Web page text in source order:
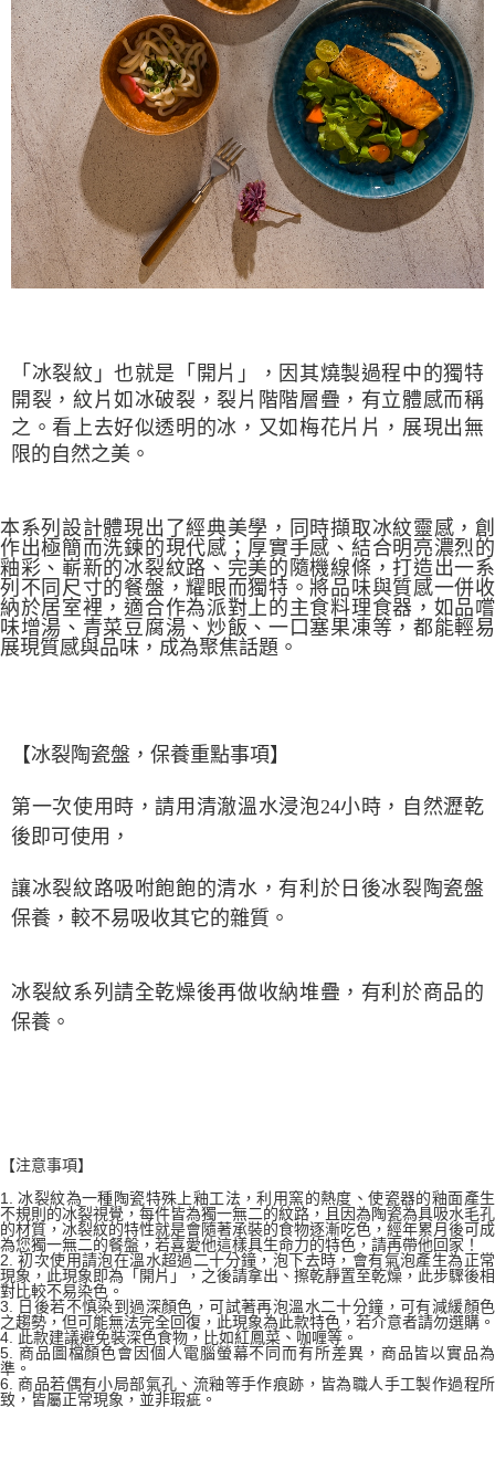
「冰裂紋」也就是「開片」，因其燒製過程中的獨特
開裂，紋片如冰破裂，裂片階階層疊，有立體感而稱
之。看上去好似透明的冰，又如梅花片片，展現出無
限的自然之美。
本系列設計體現出了經典美學，同時擷取冰紋靈感，創
作出極簡而洗鍊的現代感；厚實手感、結合明亮濃烈的
釉彩、嶄新的冰裂紋路、完美的隨機線條，打造出一系
列不同尺寸的餐盤，耀眼而獨特。將品味與質感一併收
納於居室裡，適合作為派對上的主食料理食器，如品嚐
味增湯、青菜豆腐湯、炒飯、一口塞果凍等，都能輕易
展現質感與品味，成為聚焦話題。
【冰裂陶瓷盤，保養重點事項】
第一次使用時，請用清澈溫水浸泡24小時，自然瀝乾
後即可使用，
讓冰裂紋路吸咐飽飽的清水， 有利於日後冰裂陶瓷盤
保養， 較不易吸收其它的雜質。
冰裂紋系列請全乾燥後再做收納堆疊，有利於商品的
保養。
【注意事項】
1. 冰裂紋為一種陶瓷特殊上釉工法，利用窯的熱度、使瓷器的釉面產生
不規則的冰裂視覺，每件皆為獨一無二的紋路，且因為陶瓷為具吸水毛孔
的材質，冰裂紋的特性就是會隨著承裝的食物逐漸吃色，經年累月後可成
為您獨一無二的餐盤，若喜愛他這樣具生命力的特色，請再帶他回家！
2. 初次使用請泡在溫水超過二十分鐘，泡下去時，會有氣泡產生為正常
現象，此現象即為「開片」，之後請拿出、擦乾靜置至乾燥，此步驟後相
對比較不易染色。
3. 日後若不慎染到過深顏色，可試著再泡溫水二十分鐘，可有減緩顏色
之趨勢，但可能無法完全回復，此現象為此款特色，若介意者請勿選購。
4. 此款建議避免裝深色食物，比如紅鳳菜、咖喱等。
5. 商品圖檔顏色會因個人電腦螢幕不同而有所差異，商品皆以實品為
準。
6. 商品若偶有小局部氣孔、流釉等手作痕跡，皆為職人手工製作過程所
致，皆屬正常現象，並非瑕疵。